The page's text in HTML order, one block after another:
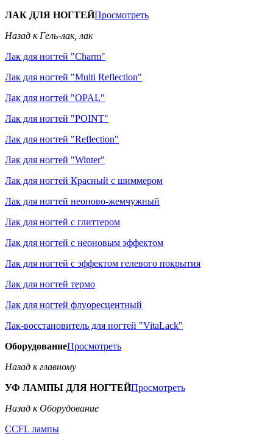
ЛАК ДЛЯ НОГТЕЙПросмотреть
Назад к Гель-лак, лак
Лак для ногтей "Charm"
Лак для ногтей "Multi Reflection"
Лак для ногтей "OPAL"
Лак для ногтей "POINT"
Лак для ногтей "Reflection"
Лак для ногтей "Winter"
Лак для ногтей Красный с шиммером
Лак для ногтей неоново-жемчужный
Лак для ногтей с глиттером
Лак для ногтей с неоновым эффектом
Лак для ногтей с эффектом гелевого покрытия
Лак для ногтей термо
Лак для ногтей флуоресцентный
Лак-восстановитель для ногтей "VitaLack"
ОборудованиеПросмотреть
Назад к главному
УФ ЛАМПЫ ДЛЯ НОГТЕЙПросмотреть
Назад к Оборудование
CCFL лампы